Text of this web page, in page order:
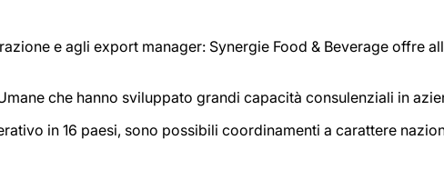
e agli export manager: Synergie Food & Beverage offre
che hanno sviluppato grandi capacità consulenziali in
in 16 paesi, sono possibili coordinamenti a carattere